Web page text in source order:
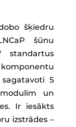
šķiedru
šūnu
standartus
komponentu
5
un
Ir iesākts
izstrādes –